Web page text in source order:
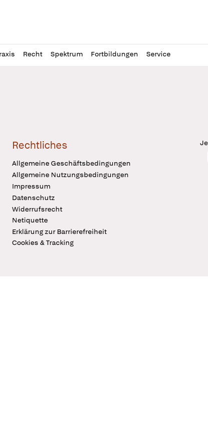
Recht Spektrum Fortbildungen Service
Rechtliches
Allgemeine Geschäftsbedingungen
Allgemeine Nutzungsbedingungen
Impressum
Datenschutz
Widerrufsrecht
Netiquette
Erklärung zur Barrierefreiheit
Cookies & Tracking